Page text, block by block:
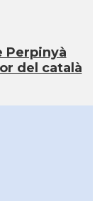
Perpinyà
del català